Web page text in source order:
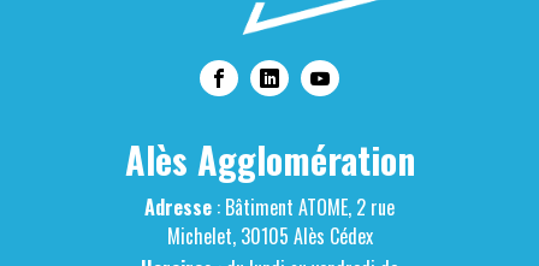
Alès Agglomération
Adresse : Bâtiment ATOME, 2 rue
Michelet, 30105 Alès Cédex